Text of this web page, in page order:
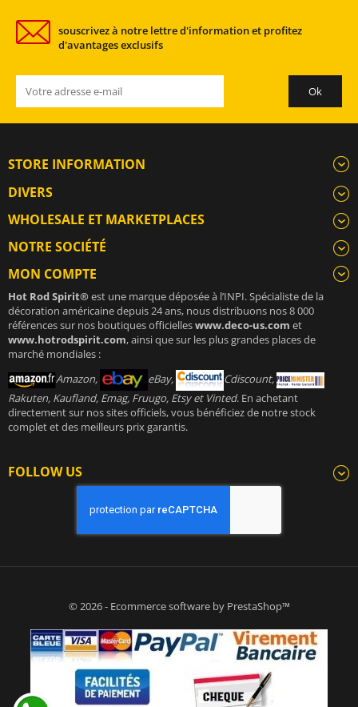
souscrivez à notre lettre d'information et profitez
d'avantages exclusifs
STORE INFORMATION
DIVERS
WHOLESALE ET MARKETPLACES
NOTRE SOCIÉTÉ
MON COMPTE
Hot Rod Spirit®est une marque déposée à l’INPI. Spécialiste de la
décoration américaine depuis 24 ans, nous distribuons nos 8 000
références sur nos boutiques officielleswww.deco-us.com et
www.hotrodspirit.com, ainsi que sur les plus grandes places de
marché mondiales :
Amazon,
eBay,
Cdiscount,
Rakuten, Kaufland, Emag, Fruugo, Etsy et Vinted. En achetant
directement sur nos sites officiels, vous bénéficiez de notre stock
complet et des meilleurs prix garantis.
FOLLOW US
© 2026 - Ecommerce software by PrestaShop™